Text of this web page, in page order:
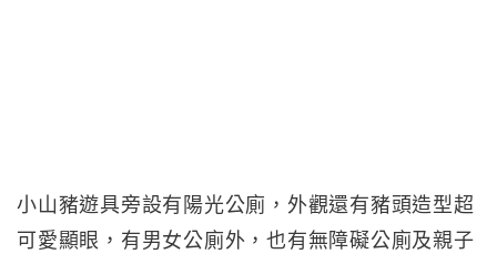
小山豬遊具旁設有陽光公廁，外觀還有豬頭造型超
可愛顯眼，有男女公廁外，也有無障礙公廁及親子